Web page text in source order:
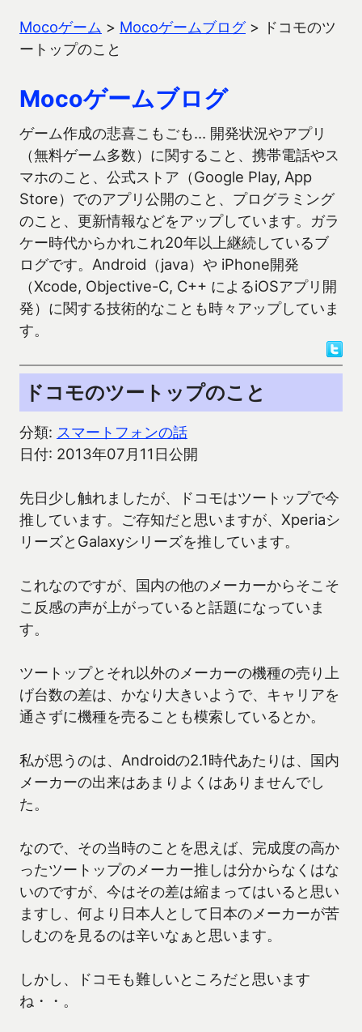
Mocoゲーム > Mocoゲームブログ> ドコモのツ
ートップのこと
Mocoゲームブログ
ゲーム作成の悲喜こもごも… 開発状況やアプリ
（無料ゲーム多数）に関すること、携帯電話やス
マホのこと、公式ストア（Google Play, App
Store）でのアプリ公開のこと、プログラミング
のこと、更新情報などをアップしています。ガラ
ケー時代からかれこれ20年以上継続しているブ
ログです。Android（java）や iPhone開発
（Xcode, Objective-C, C++ によるiOSアプリ開
発）に関する技術的なことも時々アップしていま
す。
ドコモのツートップのこと
分類: スマートフォンの話
日付: 2013年07月11日公開
先日少し触れましたが、ドコモはツートップで今
推しています。ご存知だと思いますが、Xperiaシ
リーズとGalaxyシリーズを推しています。
これなのですが、国内の他のメーカーからそこそ
こ反感の声が上がっていると話題になっていま
す。
ツートップとそれ以外のメーカーの機種の売り上
げ台数の差は、かなり大きいようで、キャリアを
通さずに機種を売ることも模索しているとか。
私が思うのは、Androidの2.1時代あたりは、国内
メーカーの出来はあまりよくはありませんでし
た。
なので、その当時のことを思えば、完成度の高か
ったツートップのメーカー推しは分からなくはな
いのですが、今はその差は縮まってはいると思い
ますし、何より日本人として日本のメーカーが苦
しむのを見るのは辛いなぁと思います。
しかし、ドコモも難しいところだと思います
ね・・。